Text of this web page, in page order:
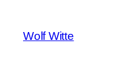
springen
Wolf Witte